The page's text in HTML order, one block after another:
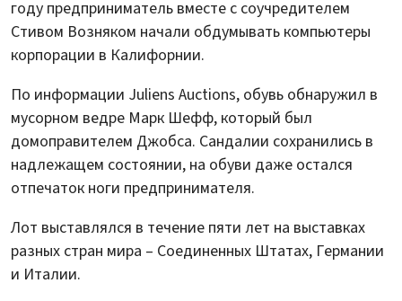
году предприниматель вместе с соучредителем
Стивом Возняком начали обдумывать компьютеры
корпорации в Калифорнии.
По информации Juliens Auctions, обувь обнаружил в
мусорном ведре Марк Шефф, который был
домоправителем Джобса. Сандалии сохранились в
надлежащем состоянии, на обуви даже остался
отпечаток ноги предпринимателя.
Лот выставлялся в течение пяти лет на выставках
разных стран мира – Соединенных Штатах, Германии
и Италии.